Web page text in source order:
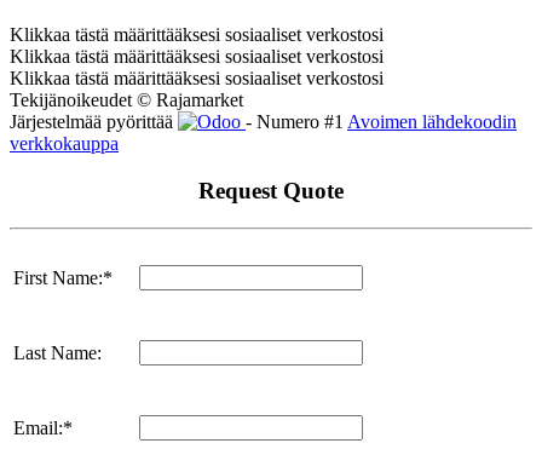
Klikkaa tästä määrittääksesi sosiaaliset verkostosi
Klikkaa tästä määrittääksesi sosiaaliset verkostosi
Klikkaa tästä määrittääksesi sosiaaliset verkostosi
Tekijänoikeudet © Rajamarket
Järjestelmää pyörittää
- Numero #1 Avoimen lähdekoodin
verkkokauppa
Request Quote
First Name:*
Last Name:
Email:*